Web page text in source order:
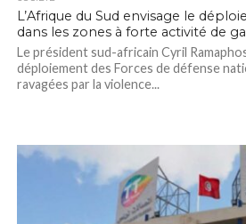
L’Afrique du Sud envisage le
dans les zones à forte activité de
Le président sud-africain Cyril
déploiement des Forces de défense
ravagées par la violence...